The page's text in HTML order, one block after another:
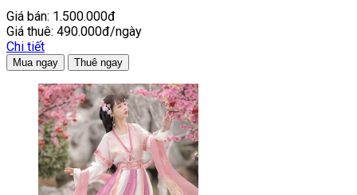
Giá bán: 1.500.000đ
Giá thuê: 490.000đ/ngày
Chi tiết
Mua ngay Thuê ngay